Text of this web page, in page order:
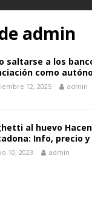
admin
saltarse a los
como
12, 2025 admin
al huevo
Info, precio
10, 2023 admin